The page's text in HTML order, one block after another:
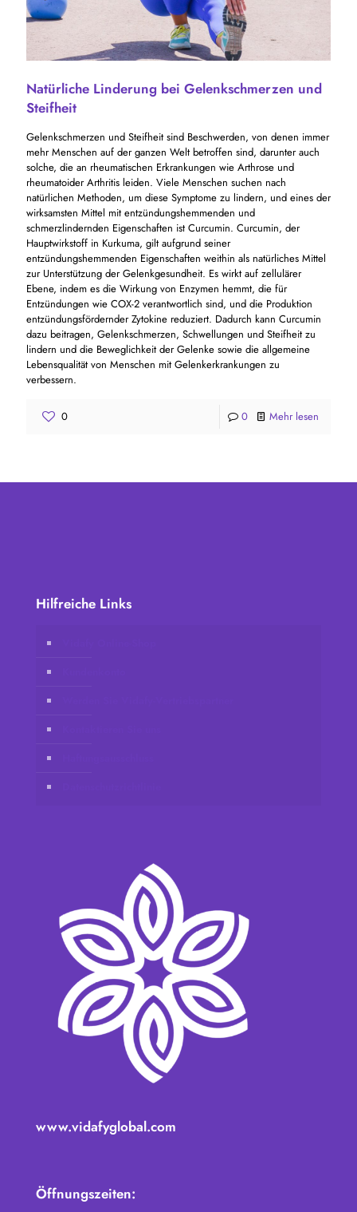
Natürliche Linderung bei Gelenkschmerzen und
Steifheit
Gelenkschmerzen und Steifheit sind Beschwerden, von denen immer
mehr Menschen auf der ganzen Welt betroffen sind, darunter auch
solche, die an rheumatischen Erkrankungen wie Arthrose und
rheumatoider Arthritis leiden. Viele Menschen suchen nach
natürlichen Methoden, um diese Symptome zu lindern, und eines der
wirksamsten Mittel mit entzündungshemmenden und
schmerzlindernden Eigenschaften ist Curcumin. Curcumin, der
Hauptwirkstoff in Kurkuma, gilt aufgrund seiner
entzündungshemmenden Eigenschaften weithin als natürliches Mittel
zur Unterstützung der Gelenkgesundheit. Es wirkt auf zellulärer
Ebene, indem es die Wirkung von Enzymen hemmt, die für
Entzündungen wie COX-2 verantwortlich sind, und die Produktion
entzündungsfördernder Zytokine reduziert. Dadurch kann Curcumin
dazu beitragen, Gelenkschmerzen, Schwellungen und Steifheit zu
lindern und die Beweglichkeit der Gelenke sowie die allgemeine
Lebensqualität von Menschen mit Gelenkerkrankungen zu
verbessern.
0 0 Mehr lesen
Hilfreiche Links
www.vidafyglobal.com
Öffnungszeiten: